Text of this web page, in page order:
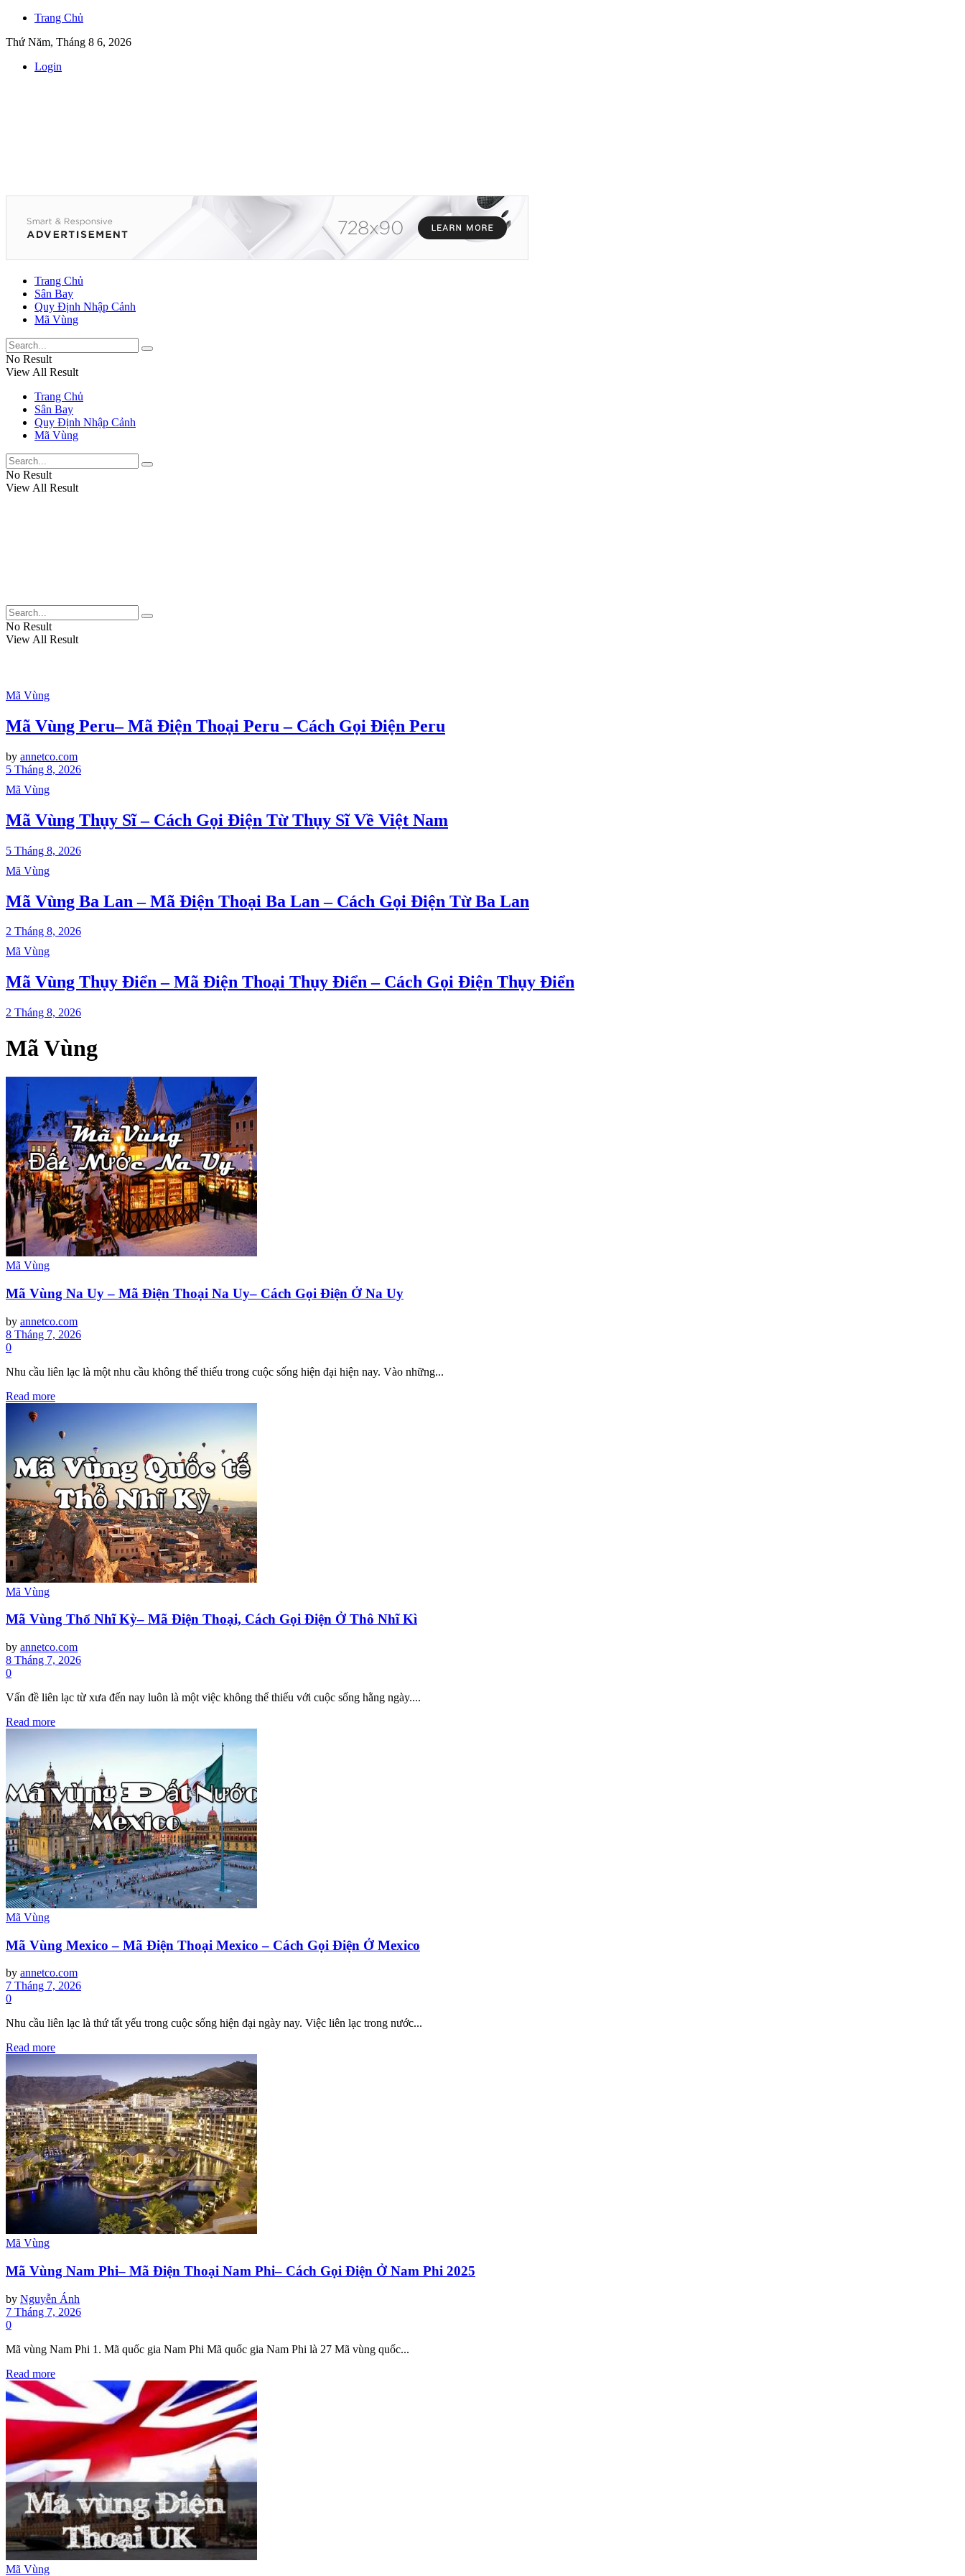
Trang Chủ
Thứ Năm, Tháng 8 6, 2026
Login
Trang Chủ
Sân Bay
Quy Định Nhập Cảnh
Mã Vùng
No Result
View All Result
Trang Chủ
Sân Bay
Quy Định Nhập Cảnh
Mã Vùng
No Result
View All Result
No Result
View All Result
Mã Vùng
Mã Vùng Peru– Mã Điện Thoại Peru – Cách Gọi Điện Peru
by annetco.com
5 Tháng 8, 2026
Mã Vùng
Mã Vùng Thụy Sĩ – Cách Gọi Điện Từ Thụy Sĩ Về Việt Nam
5 Tháng 8, 2026
Mã Vùng
Mã Vùng Ba Lan – Mã Điện Thoại Ba Lan – Cách Gọi Điện Từ Ba Lan
2 Tháng 8, 2026
Mã Vùng
Mã Vùng Thụy Điển – Mã Điện Thoại Thụy Điển – Cách Gọi Điện Thụy Điển
2 Tháng 8, 2026
Mã Vùng
Mã Vùng
Mã Vùng Na Uy – Mã Điện Thoại Na Uy– Cách Gọi Điện Ở Na Uy
by annetco.com
8 Tháng 7, 2026
0
Nhu cầu liên lạc là một nhu cầu không thể thiếu trong cuộc sống hiện đại hiện nay. Vào những...
Read more
Mã Vùng
Mã Vùng Thổ Nhĩ Kỳ– Mã Điện Thoại, Cách Gọi Điện Ở Thô Nhĩ Kì
by annetco.com
8 Tháng 7, 2026
0
Vấn đề liên lạc từ xưa đến nay luôn là một việc không thể thiếu với cuộc sống hằng ngày....
Read more
Mã Vùng
Mã Vùng Mexico – Mã Điện Thoại Mexico – Cách Gọi Điện Ở Mexico
by annetco.com
7 Tháng 7, 2026
0
Nhu cầu liên lạc là thứ tất yếu trong cuộc sống hiện đại ngày nay. Việc liên lạc trong nước...
Read more
Mã Vùng
Mã Vùng Nam Phi– Mã Điện Thoại Nam Phi– Cách Gọi Điện Ở Nam Phi 2025
by Nguyễn Ánh
7 Tháng 7, 2026
0
Mã vùng Nam Phi 1. Mã quốc gia Nam Phi Mã quốc gia Nam Phi là 27 Mã vùng quốc...
Read more
Mã Vùng